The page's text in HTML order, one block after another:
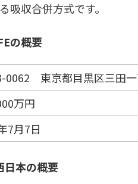
吸収合併方式です。
の概要
0062 東京都目黒区三田
万円
7月7日
日本の概要